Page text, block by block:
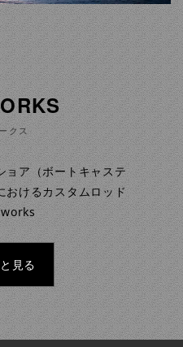
クス
ョア（ボートキャステ
おけるカスタムロッド
見る